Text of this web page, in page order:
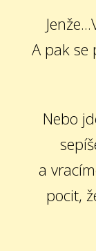
A pak se
Nebo
a
pocit,